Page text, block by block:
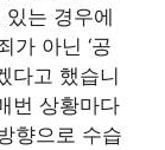
는 경우에
가 아닌 ‘공
다고 했습니
번 상황마다
향으로 수습